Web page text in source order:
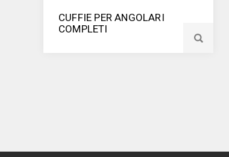
CUFFIE PER ANGOLARI
COMPLETI